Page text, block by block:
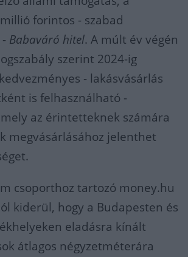
forintos - szabad
Babaváró hitel. A múlt év végén
szerint 2024-ig
- lakásvásárlás
is felhasználható -
az érintetteknek számára
megvásárlásához jelenthet
csoporthoz tartozó money.hu
kiderül, hogy a Budapesten és
eladásra kínált
átlagos négyzetméterára